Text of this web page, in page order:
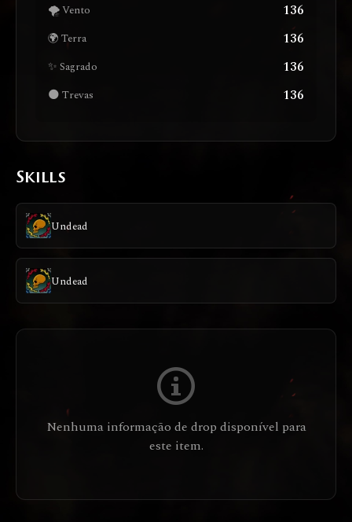
🌪️ Vento 136
🌍 Terra 136
✨ Sagrado 136
🌑 Trevas 136
Skills
Undead
Undead
Nenhuma informação de drop disponível para
este item.